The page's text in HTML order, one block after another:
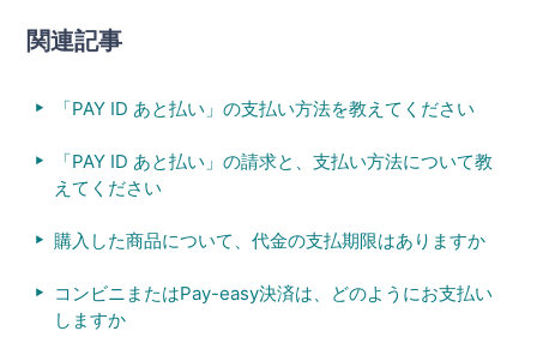
関連記事
「PAY ID あと払い」の支払い方法を教えてください
「PAY ID あと払い」の請求と、支払い方法について教
えてください
購入した商品について、代金の支払期限はありますか
コンビニまたはPay-easy決済は、どのようにお支払い
しますか